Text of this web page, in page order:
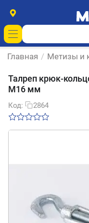
Главная / Метизы и
Талреп крюк-
М16 мм
Код: 2864